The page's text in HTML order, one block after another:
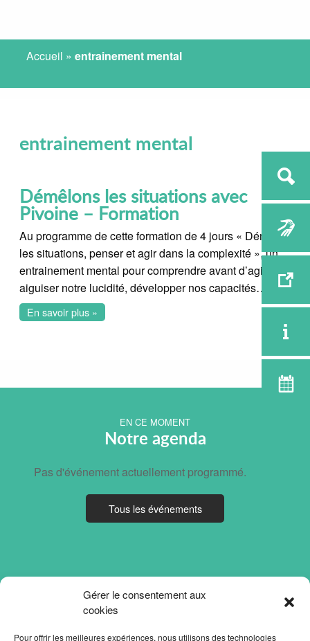
Gérer le consentement aux
cookies
Pour offrir les meilleures expériences, nous utilisons des technologies
Accueil »entrainement mental
entrainement mental
Démêlons les situations avec
Pivoine – Formation
Au programme de cette formation de 4 jours « Démêler
les situations, penser et agir dans la complexité », un
entrainement mental pour comprendre avant d’agir,
aiguiser notre lucidité, développer nos capacités…
En savoir plus »
EN CE MOMENT
Notre agenda
Pas d'événement actuellement programmé.
Tous les événements